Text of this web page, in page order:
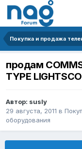
продам
TYPE
Автор: susly
29 августа, 2011 в
оборудования